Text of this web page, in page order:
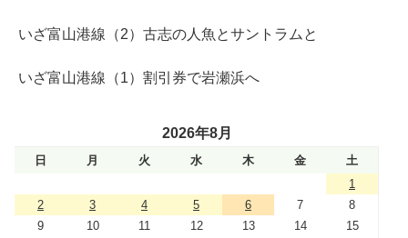
いざ富山港線（2）古志の人魚とサントラムと
いざ富山港線（1）割引券で岩瀬浜へ
2026年8月
日 月 火 水 木 金
土
1
2
3 4 5 6 7
8
9
10 11 12 13 14
15